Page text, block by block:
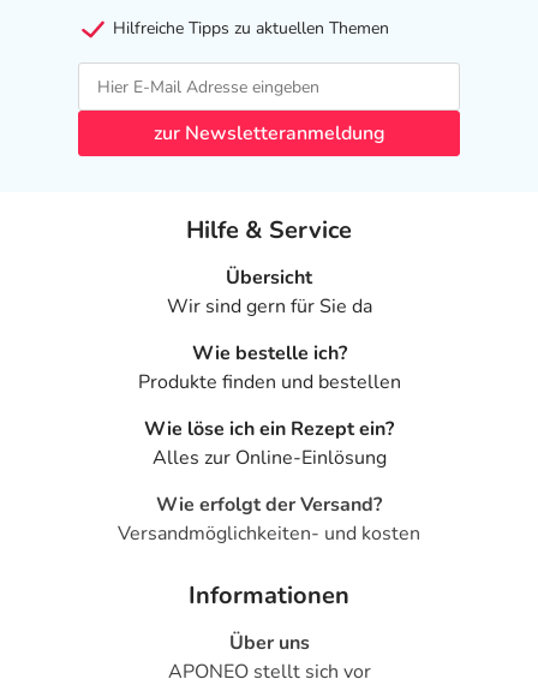
Hilfreiche Tipps zu aktuellen Themen
zur Newsletteranmeldung
Hilfe & Service
Übersicht
Wir sind gern für Sie da
Wie bestelle ich?
Produkte finden und bestellen
Wie löse ich ein Rezept ein?
Alles zur Online-Einlösung
Wie erfolgt der Versand?
Versandmöglichkeiten- und kosten
Informationen
Über uns
APONEO stellt sich vor